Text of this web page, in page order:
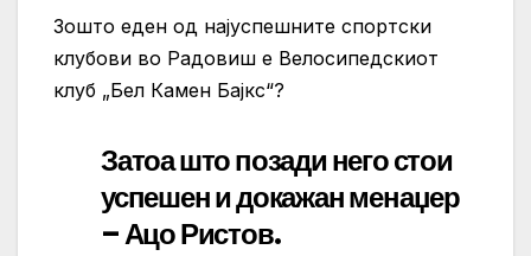
Зошто еден од најуспешните спортски
клубови во Радовиш е Велосипедскиот
клуб „Бел Камен Бајкс“?
Затоа што позади него стои
успешен и докажан менаџер
– Ацо Ристов.